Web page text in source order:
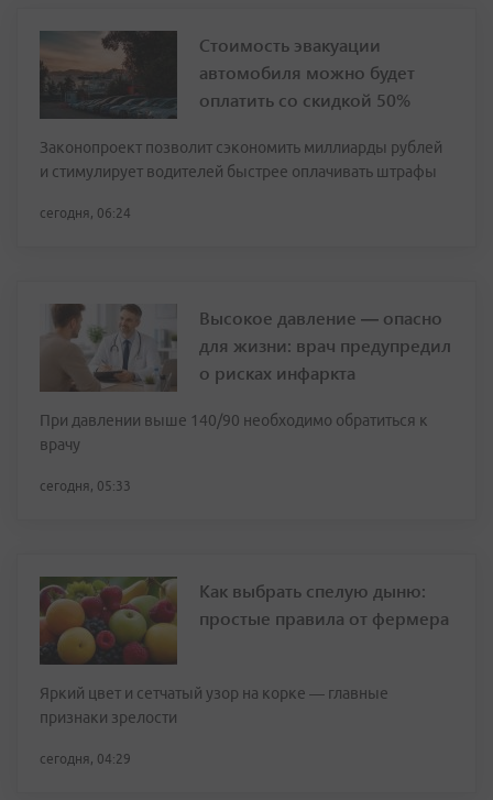
Стоимость эвакуации
автомобиля можно будет
оплатить со скидкой 50%
Законопроект позволит сэкономить миллиарды рублей
и стимулирует водителей быстрее оплачивать штрафы
сегодня, 06:24
Высокое давление — опасно
для жизни: врач предупредил
о рисках инфаркта
При давлении выше 140/90 необходимо обратиться к
врачу
сегодня, 05:33
Как выбрать спелую дыню:
простые правила от фермера
Яркий цвет и сетчатый узор на корке — главные
признаки зрелости
сегодня, 04:29